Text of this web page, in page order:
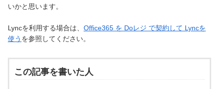
いかと思います。
Lyncを利用する場合は、 Office365 を Doレジ で契約して Lyncを
使う を参照してください。
この記事を書いた人